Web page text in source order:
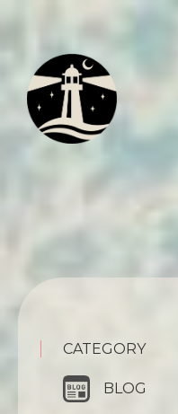
CATEGORY
BLOG